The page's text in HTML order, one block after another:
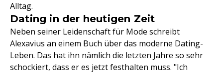
Alltag.
Dating in der heutigen Zeit
Neben seiner Leidenschaft für Mode schreibt
Alexavius an einem Buch über das moderne Dating-
Leben. Das hat ihn nämlich die letzten Jahre so sehr
schockiert, dass er es jetzt festhalten muss. "Ich